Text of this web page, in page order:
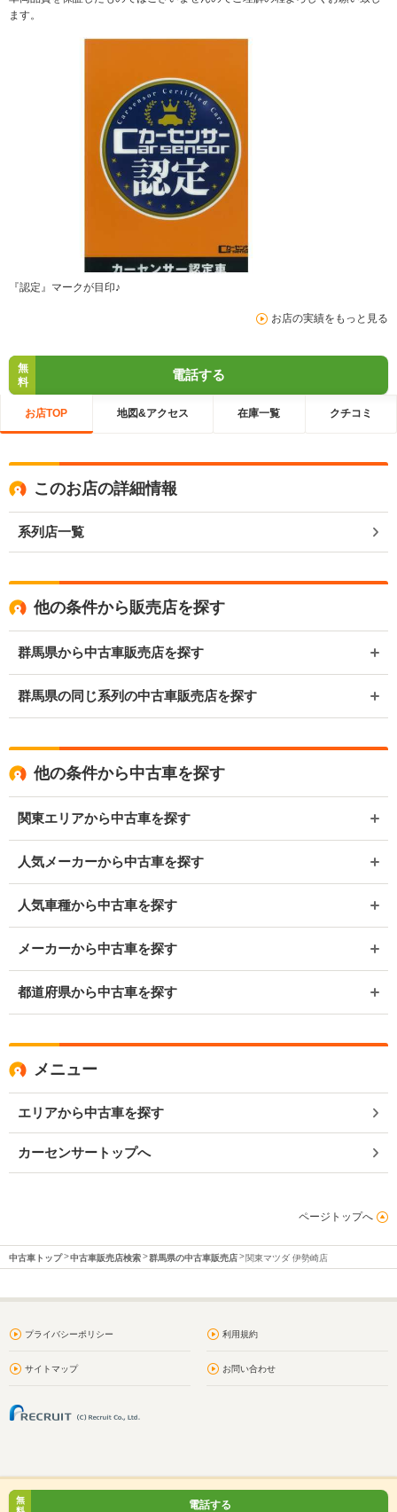
ます。
『認定』マークが目印♪
お店の実績をもっと見る
無
料
電話する
お店TOP 地図&アクセス 在庫一覧 クチコミ
このお店の詳細情報
系列店一覧
他の条件から販売店を探す
群馬県から中古車販売店を探す
群馬県の同じ系列の中古車販売店を探す
他の条件から中古車を探す
関東エリアから中古車を探す
人気メーカーから中古車を探す
人気車種から中古車を探す
メーカーから中古車を探す
都道府県から中古車を探す
メニュー
エリアから中古車を探す
カーセンサートップへ
ページトップへ
中古車トップ 中古車販売店検索 群馬県の中古車販売店 関東マツダ 伊勢崎店
プライバシーポリシー 利用規約
サイトマップ お問い合わせ
無
電話する